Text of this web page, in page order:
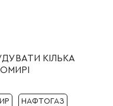
КІЛЬКА
НАФТОГАЗ